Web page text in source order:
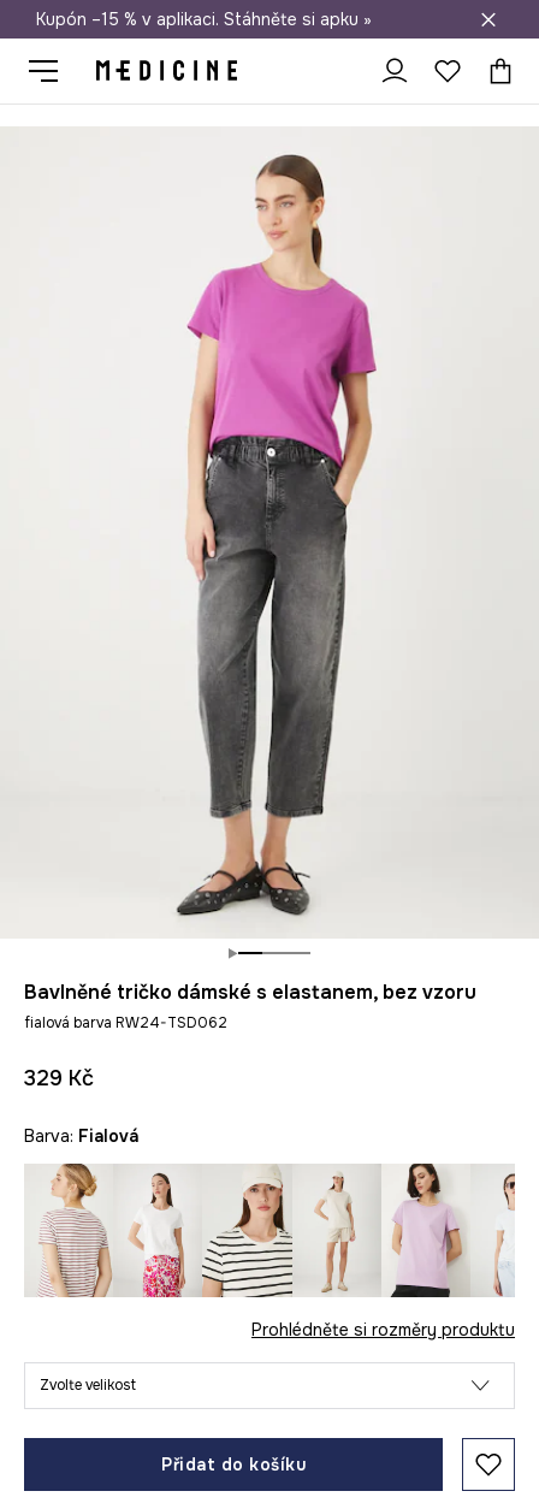
Doprava zdarma při nákupu nad 1 200 Kč
Kupón –15 % v aplikaci. Stáhněte si apku »
Bavlněné tričko dámské s elastanem, bez vzoru
fialová barva RW24-TSD062
329 Kč
Barva: fialová
Prohlédněte si rozměry produktu
Zvolte velikost
Přidat do košíku